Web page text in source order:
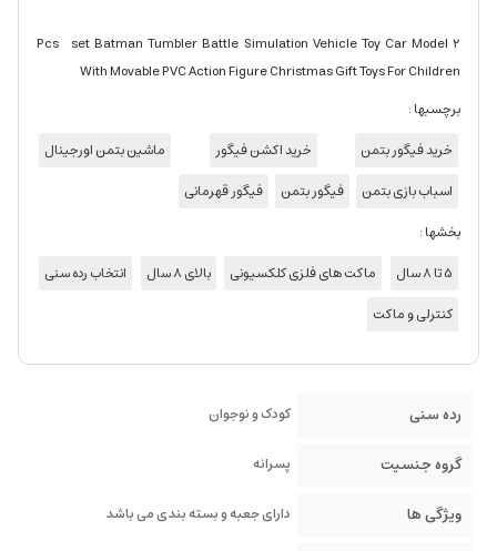
2 Pcs set Batman Tumbler Battle Simulation Vehicle Toy Car Model
With Movable PVC Action Figure Christmas Gift Toys For Children
برچسبها :
خرید فیگور بتمن
خرید اکشن فیگور
ماشین بتمن اورجینال
اسباب بازی بتمن
فیگور بتمن
فیگور قهرمانی
بخشها :
5 تا 8 سال
ماکت های فلزی کلکسیونی بالای 8 سال
انتخاب رده سنی
کنترلی و ماکت
رده سنی کودک و نوجوان
گروه جنسیت پسرانه
ویژگی ها دارای جعبه و بسته بندی می باشد